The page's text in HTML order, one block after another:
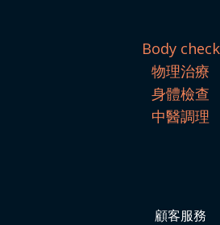
Body check
物理治療
身體檢查
中醫調理
顧客服務